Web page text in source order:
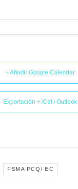
+ Añadir Google Calendar
Exportación + iCal / Outlook
FSMA PCQI EC